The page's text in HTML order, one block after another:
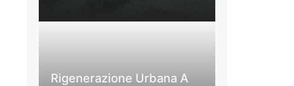
Rigenerazione Urbana A